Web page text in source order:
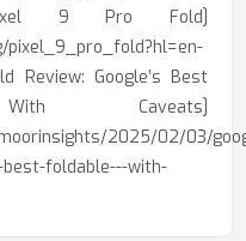
9 Pro Fold]
pixel_9_pro_fold?hl=en-
Review: Google’s Best
Caveats]
2025/02/03/
foldable---with-